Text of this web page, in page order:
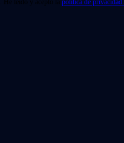
He leído y acepto la política de privacidad.